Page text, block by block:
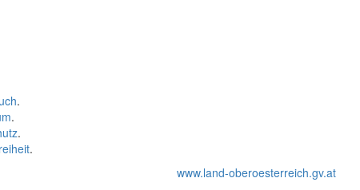
.
.
.
.
www.land-oberoesterreich.gv.at